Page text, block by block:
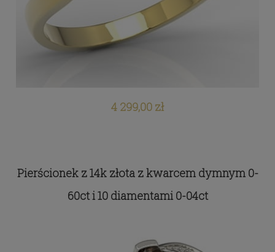
4 299,00 zł
Pierścionek z 14k złota z kwarcem dymnym 0-
60ct i 10 diamentami 0-04ct